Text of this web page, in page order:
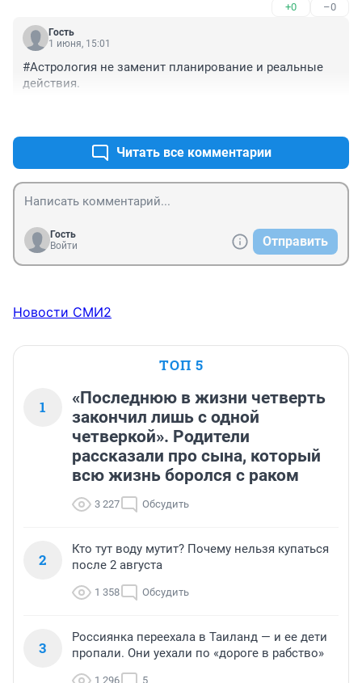
+0 –0
Гость
1 июня, 15:01
#Астрология не заменит планирование и реальные
действия.
Читать все комментарии
Гость
Войти
Отправить
Новости СМИ2
ТОП 5
1
«Последнюю в жизни четверть
закончил лишь с одной
четверкой». Родители
рассказали про сына, который
всю жизнь боролся с раком
3 227 Обсудить
2
Кто тут воду мутит? Почему нельзя купаться
после 2 августа
1 358 Обсудить
3
Россиянка переехала в Таиланд — и ее дети
пропали. Они уехали по «дороге в рабство»
1 296 5